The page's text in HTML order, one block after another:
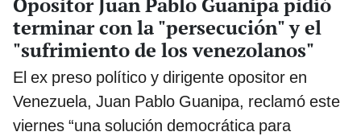
terminar con la "persecución" y el
"sufrimiento de los venezolanos"
El ex preso político y dirigente opositor en
Venezuela, Juan Pablo Guanipa, reclamó este
viernes “una solución democrática para